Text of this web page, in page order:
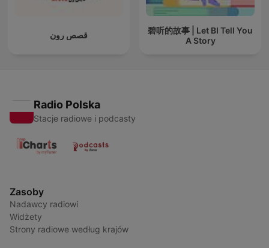
قصص رون
碧听的故事 | Let BI Tell You
A Story
Radio Polska
Stacje radiowe i podcasty
Zasoby
Nadawcy radiowi
Widżety
Strony radiowe według krajów